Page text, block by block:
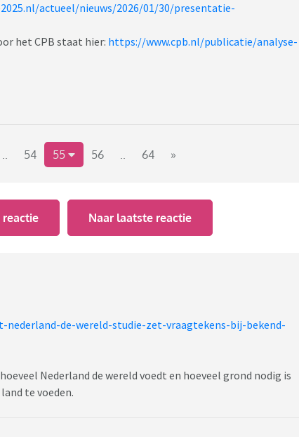
actueel/nieuws/2026/01/30/presentatie-
het CPB staat hier: https://www.cpb.nl/publicatie/analyse-
.. 54 55 56 .. 64 »
reactie Naar laatste reactie
de-wereld-studie-zet-vraagtekens-bij-bekend-
Nederland de wereld voedt en hoeveel grond nodig is
te voeden.